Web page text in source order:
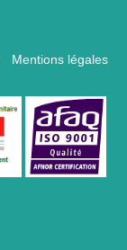
Mentions légales